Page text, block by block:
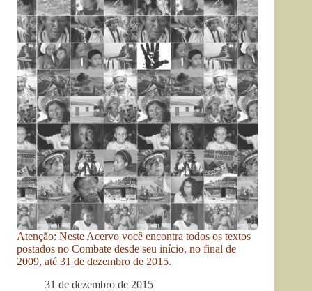
Atenção: Neste Acervo você encontra todos os textos
postados no Combate desde seu início, no final de
2009, até 31 de dezembro de 2015.
31 de dezembro de 2015